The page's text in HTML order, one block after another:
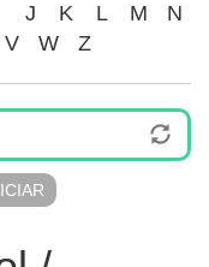
J K L M
N
V W Z